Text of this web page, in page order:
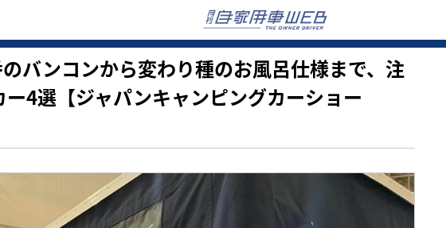
バンコンから変わり種のお風呂仕様まで、注
4選【ジャパンキャンピングカーショー